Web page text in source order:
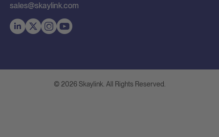
sales@skaylink.com
© 2026 Skaylink. All Rights Reserved.